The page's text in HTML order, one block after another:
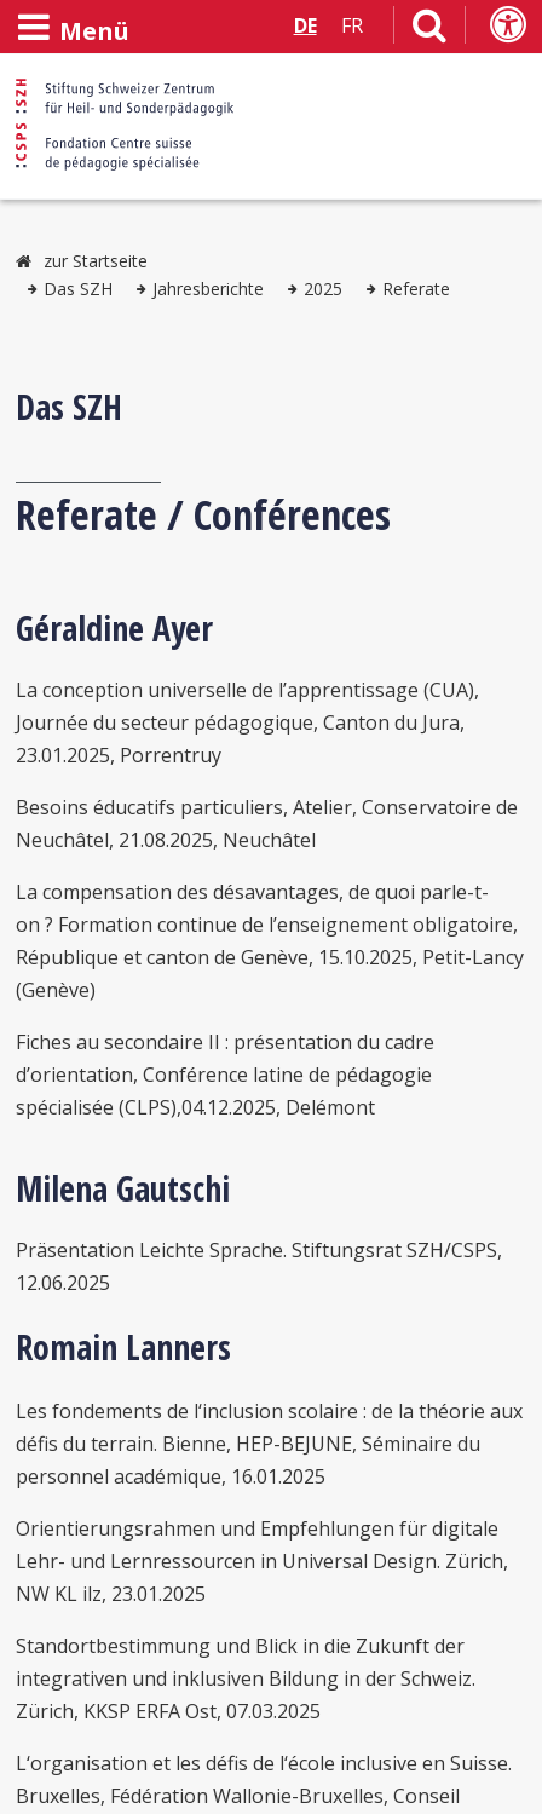
Menü DE FR
zur Startseite
Das SZH
Jahresberichte 2025 Referate
Das SZH
Referate / Conférences
Géraldine Ayer
La conception universelle de l’apprentissage (CUA),
Journée du secteur pédagogique, Canton du Jura,
23.01.2025, Porrentruy
Besoins éducatifs particuliers, Atelier, Conservatoire de
Neuchâtel, 21.08.2025, Neuchâtel
La compensation des désavantages, de quoi parle-t-
on ? Formation continue de l’enseignement obligatoire,
République et canton de Genève, 15.10.2025, Petit-Lancy
(Genève)
Fiches au secondaire II : présentation du cadre
d’orientation, Conférence latine de pédagogie
spécialisée (CLPS),04.12.2025, Delémont
Milena Gautschi
Präsentation Leichte Sprache. Stiftungsrat SZH/CSPS,
12.06.2025
Romain Lanners
Les fondements de l‘inclusion scolaire : de la théorie aux
défis du terrain. Bienne, HEP-BEJUNE, Séminaire du
personnel académique, 16.01.2025
Orientierungsrahmen und Empfehlungen für digitale
Lehr- und Lernressourcen in Universal Design. Zürich,
NW KL ilz, 23.01.2025
Standortbestimmung und Blick in die Zukunft der
integrativen und inklusiven Bildung in der Schweiz.
Zürich, KKSP ERFA Ost, 07.03.2025
L‘organisation et les défis de l‘école inclusive en Suisse.
Bruxelles, Fédération Wallonie-Bruxelles, Conseil